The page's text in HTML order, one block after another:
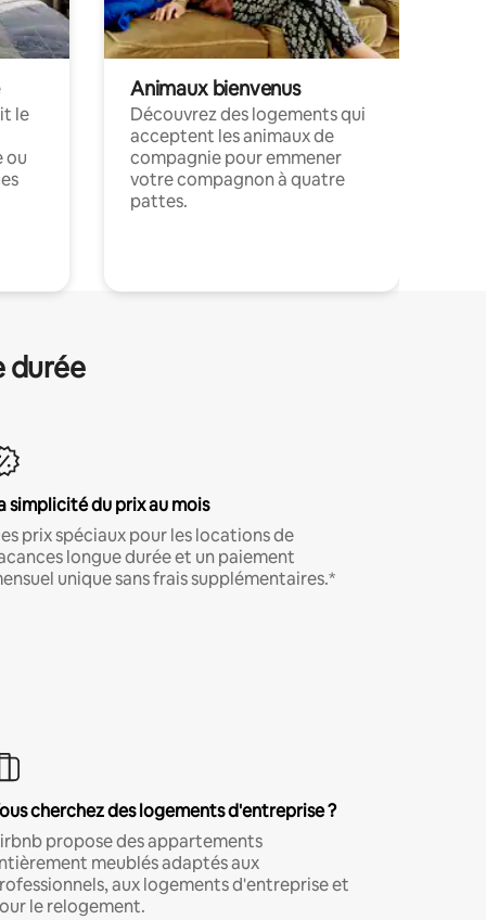
le
ou
Animaux bienvenus
Découvrez des logements qui
acceptent les animaux de
compagnie pour emmener
votre compagnon à quatre
pattes.
durée
simplicité du prix au mois
prix spéciaux pour les locations de
longue durée et un paiement
unique sans frais supplémentaires.*
cherchez des logements d'entreprise ?
propose des appartements
meublés adaptés aux
aux logements d'entreprise et
le relogement.